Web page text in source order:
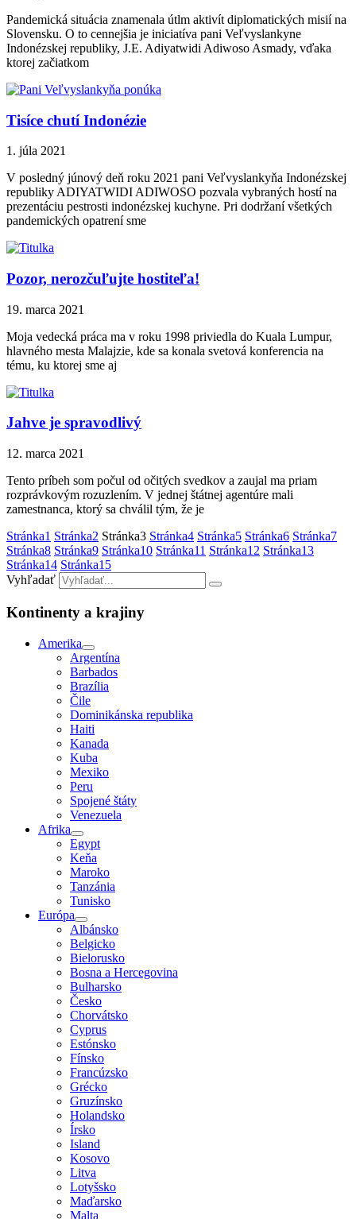
Pandemická situácia znamenala útlm aktivít diplomatických misií na
Slovensku. O to cennejšia je iniciatíva pani Veľvyslankyne
Indonézskej republiky, J.E. Adiyatwidi Adiwoso Asmady, vďaka
ktorej začiatkom
Tisíce chutí Indonézie
1. júla 2021
V posledný júnový deň roku 2021 pani Veľvyslankyňa Indonézskej
republiky ADIYATWIDI ADIWOSO pozvala vybraných hostí na
prezentáciu pestrosti indonézskej kuchyne. Pri dodržaní všetkých
pandemických opatrení sme
Pozor, nerozčuľujte hostiteľa!
19. marca 2021
Moja vedecká práca ma v roku 1998 priviedla do Kuala Lumpur,
hlavného mesta Malajzie, kde sa konala svetová konferencia na
tému, ku ktorej sme aj
Jahve je spravodlivý
12. marca 2021
Tento príbeh som počul od očitých svedkov a zaujal ma priam
rozprávkovým rozuzlením. V jednej štátnej agentúre mali
zamestnanca, ktorý sa chválil tým, že je
Stránka1 Stránka2 Stránka3 Stránka4 Stránka5 Stránka6 Stránka7
Stránka8 Stránka9 Stránka10 Stránka11 Stránka12 Stránka13
Stránka14 Stránka15
Vyhľadať
Kontinenty a krajiny
Amerika
Argentína
Barbados
Brazília
Čile
Dominikánska republika
Haiti
Kanada
Kuba
Mexiko
Peru
Spojené štáty
Venezuela
Afrika
Egypt
Keňa
Maroko
Tanzánia
Tunisko
Európa
Albánsko
Belgicko
Bielorusko
Bosna a Hercegovina
Bulharsko
Česko
Chorvátsko
Cyprus
Estónsko
Fínsko
Francúzsko
Grécko
Gruzínsko
Holandsko
Írsko
Island
Kosovo
Litva
Lotyšsko
Maďarsko
Malta